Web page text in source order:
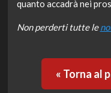
quanto accadrà nei
Non perderti tutte le
« Torna al